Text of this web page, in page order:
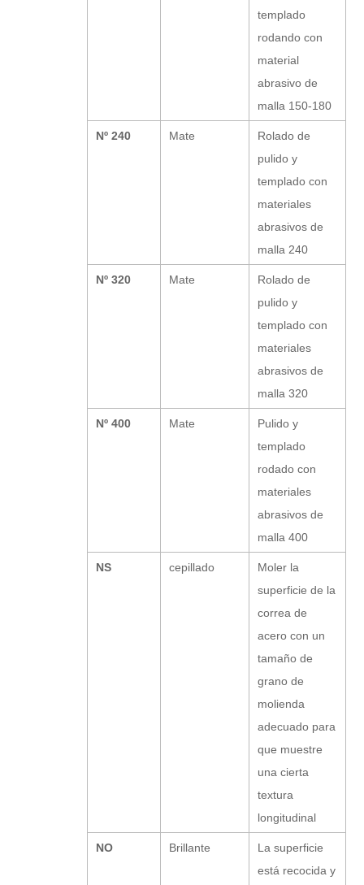
templado
rodando con
material
abrasivo de
malla 150-180
Nº 240 Mate
Rolado de
pulido y
templado con
materiales
abrasivos de
malla 240
Nº 320 Mate
Rolado de
pulido y
templado con
materiales
abrasivos de
malla 320
Nº 400 Mate
Pulido y
templado
rodado con
materiales
abrasivos de
malla 400
NS cepillado
Moler la
superficie de la
correa de
acero con un
tamaño de
grano de
molienda
adecuado para
que muestre
una cierta
textura
longitudinal
NO Brillante
La superficie
está recocida y